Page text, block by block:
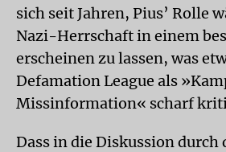
sich seit Jahren, Pius’ Rolle
Nazi-Herrschaft in einem
erscheinen zu lassen, was
Defamation League als
Missinformation« scharf
Dass in die Diskussion durch